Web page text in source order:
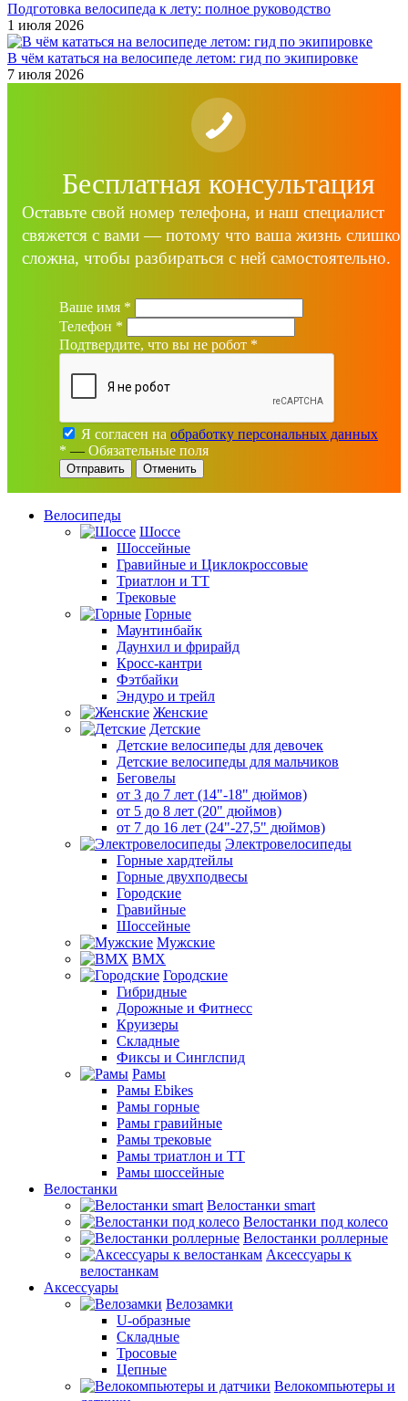
Подготовка велосипеда к лету: полное руководство
1 июля 2026
В чём кататься на велосипеде летом: гид по экипировке
7 июля 2026
Бесплатная консультация
Оставьте свой номер телефона, и наш специалист
свяжется с вами — потому что ваша жизнь
сложна, чтобы разбираться с ней самостоятельно.
Ваше имя *
Телефон *
Подтвердите, что вы не робот *
Я согласен на обработку персональных данных
* — Обязательные поля
Отменить
Велосипеды
Шоссе
Шоссейные
Гравийные и Циклокроссовые
Триатлон и ТТ
Трековые
Горные
Маунтинбайк
Даунхил и фрирайд
Кросс-кантри
Фэтбайки
Эндуро и трейл
Женские
Детские
Детские велосипеды для девочек
Детские велосипеды для мальчиков
Беговелы
от 3 до 7 лет (14"-18" дюймов)
от 5 до 8 лет (20" дюймов)
от 7 до 16 лет (24"-27,5" дюймов)
Электровелосипеды
Горные хардтейлы
Горные двухподвесы
Городские
Гравийные
Шоссейные
Мужские
BMX
Городские
Гибридные
Дорожные и Фитнесс
Круизеры
Складные
Фиксы и Синглспид
Рамы
Рамы Ebikes
Рамы горные
Рамы гравийные
Рамы трековые
Рамы триатлон и ТТ
Рамы шоссейные
Велостанки
Велостанки smart
Велостанки под колесо
Велостанки роллерные
Аксессуары к
велостанкам
Аксессуары
Велозамки
U-образные
Складные
Тросовые
Цепные
Велокомпьютеры и